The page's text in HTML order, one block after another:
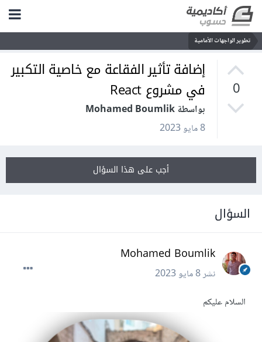
تطوير الواجهات الأمامية
0
إضافة تأثير الفقاعة مع خاصية التكبير
في مشروع React
بواسطة Mohamed Boumlik
8 مايو 2023
أجب على هذا السؤال
السؤال
Mohamed Boumlik
نشر8 مايو 2023
السلام عليكم